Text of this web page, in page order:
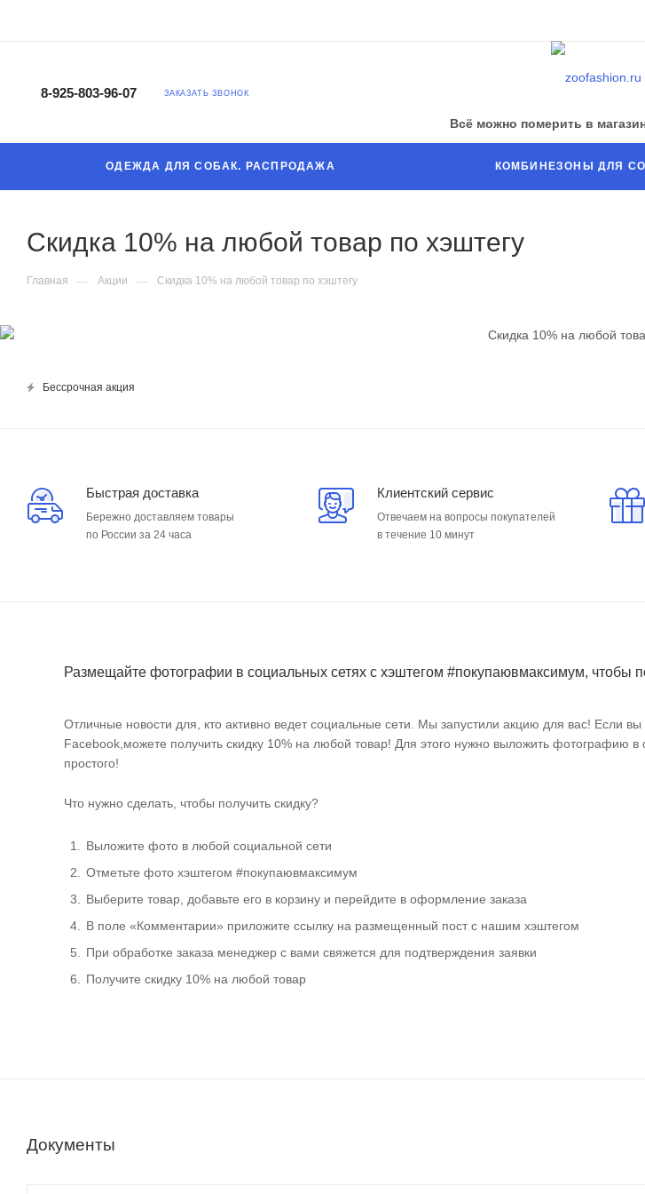
8-925-803-96-07 ЗАКАЗАТЬ ЗВОНОК
Всё можно померить в
ОДЕЖДА ДЛЯ СОБАК. РАСПРОДАЖА КОМБИНЕЗОНЫ ДЛЯ
Скидка 10% на любой товар по хэштегу
Главная — Акции — Скидка 10% на любой товар по хэштегу
Бессрочная акция
Быстрая доставка
Бережно доставляем товары
по России за 24 часа
Клиентский сервис
Отвечаем на вопросы покупателей
в течение 10 минут
Размещайте фотографии в социальных сетях с хэштегом #покупаювмаксимум, чтобы
Отличные новости для, кто активно ведет социальные сети. Мы запустили акцию для вас! Если
Facebook,можете получить скидку 10% на любой товар! Для этого нужно выложить фотографию
простого!
Что нужно сделать, чтобы получить скидку?
Выложите фото в любой социальной сети
Отметьте фото хэштегом #покупаювмаксимум
Выберите товар, добавьте его в корзину и перейдите в оформление заказа
В поле «Комментарии» приложите ссылку на размещенный пост с нашим хэштегом
При обработке заказа менеджер с вами свяжется для подтверждения заявки
Получите скидку 10% на любой товар
Документы